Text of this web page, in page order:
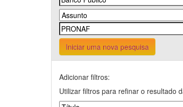
Iniciar uma nova pesquisa
Adicionar filtros:
Utilizar filtros para refinar o resultado